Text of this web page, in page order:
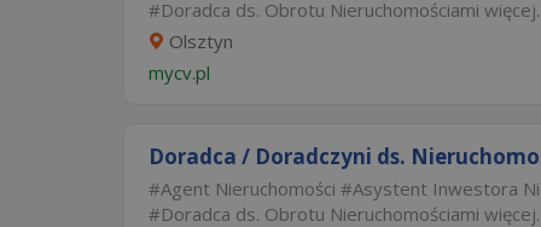
Doradca ds. Obrotu Nieruchomościami
Olsztyn
mycv.pl
Doradca / Doradczyni ds.
Agent Nieruchomości Asystent Inwestora
Doradca ds. Obrotu Nieruchomościami